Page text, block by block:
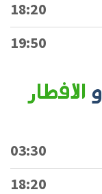
18:20
19:50
و الافطار
03:30
18:20